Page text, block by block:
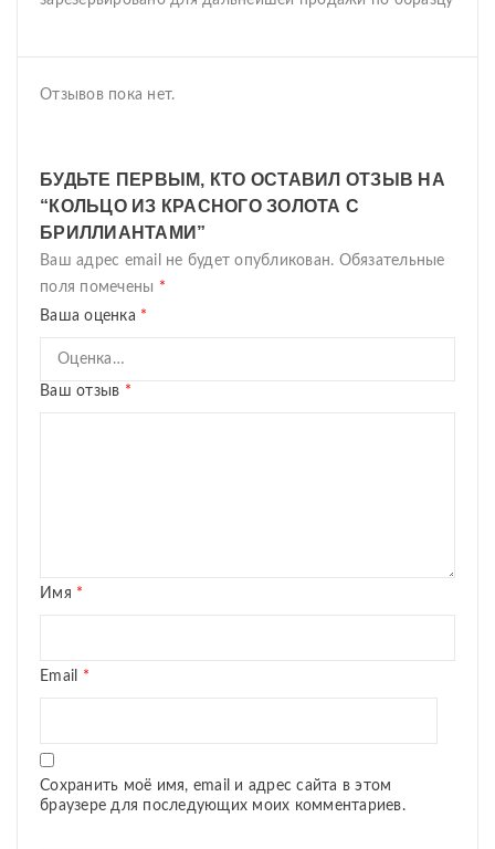
Отзывов пока нет.
БУДЬТЕ ПЕРВЫМ, КТО ОСТАВИЛ ОТЗЫВ НА
“КОЛЬЦО ИЗ КРАСНОГО ЗОЛОТА С
БРИЛЛИАНТАМИ”
Ваш адрес email не будет опубликован. Обязательные
поля помечены *
Ваша оценка *
Ваш отзыв *
Имя *
Email *
Сохранить моё имя, email и адрес сайта в этом
браузере для последующих моих комментариев.